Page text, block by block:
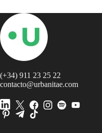
(+34) 911 23 25 22
contacto@urbanitae.com